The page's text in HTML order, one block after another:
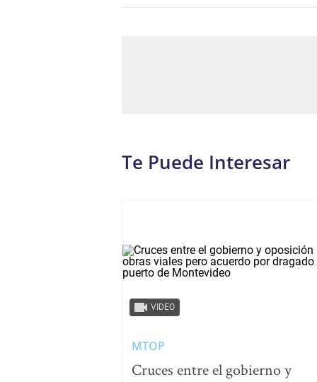
Te Puede Interesar
VIDEO
MTOP
Cruces entre el gobierno y